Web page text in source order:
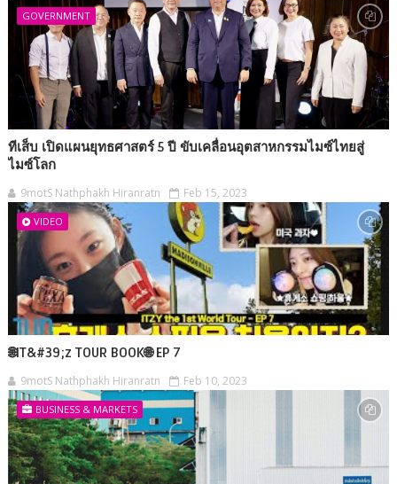
GOVERNMENT
ทีเส็บ เปิดแผนยุทธศาสตร์ 5 ปี ขับเคลื่อนอุตสาหกรรมไมซ์ไทยสู่
ไมซ์โลก
9motS Nathphakh Hiranratn Feb 15, 2023
VIDEO
🌐IT&#39;z TOUR BOOK🌐 EP 7
9motS Nathphakh Hiranratn Feb 10, 2023
BUSINESS & MARKETS